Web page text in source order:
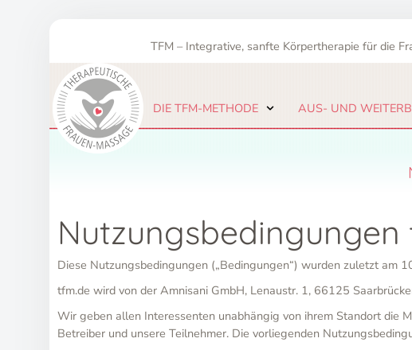
TFM – Integrative, sanfte Körpertherapie für die
DIE TFM-METHODE AUS- UND
Diese Nutzungsbedingungen („Bedingungen“) wurden zuletzt am
tfm.de wird von der Amnisani GmbH, Lenaustr. 1, 66125
Wir geben allen Interessenten unabhängig von ihrem Standort die
Betreiber und unsere Teilnehmer. Die vorliegenden